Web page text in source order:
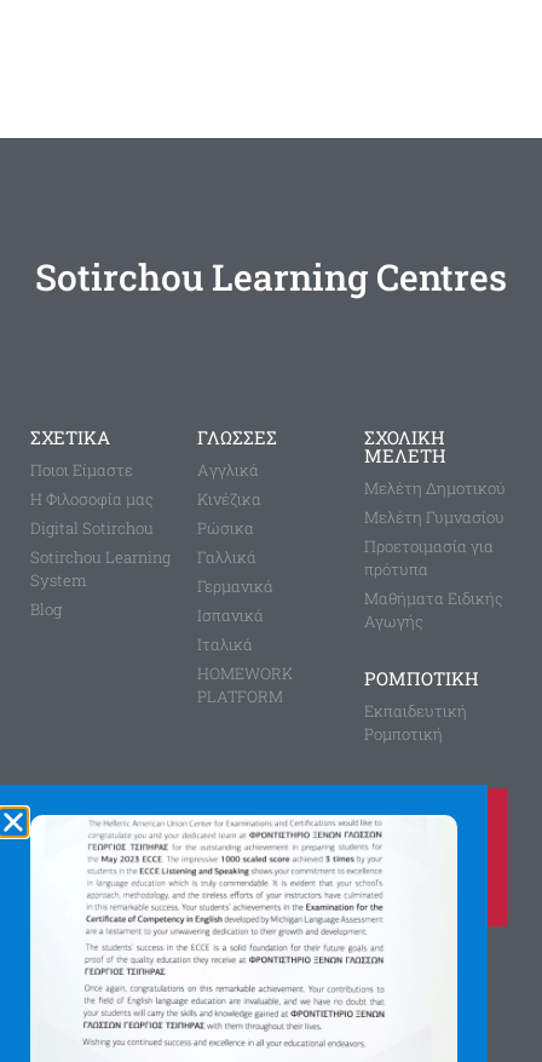
Sotirchou Learning Centres
ΣΧΕΤΙΚΑ
Ποιοι Είμαστε
Η Φιλοσοφία μας
Digital Sotirchou
Sotirchou Learning
System
Blog
ΓΛΩΣΣΕΣ
Aγγλικά
Κινέζικα
Ρώσικα
Γαλλικά
Γερμανικά
Ισπανικά
Ιταλικά
HOMEWORK
PLATFORM
ΣΧΟΛΙΚΗ
ΜΕΛΕΤΗ
Μελέτη Δημοτικού
Μελέτη Γυμνασίου
Προετοιμασία για
πρότυπα
Μαθήματα Ειδικής
Αγωγής
ΡΟΜΠΟΤΙΚΗ
Εκπαιδευτική
Ρομποτική
Καλέστε μας τώρα στο
210 8028149
για περισσότερες πληροφορίες
Αγίας Παρασκευής 8, Άνω Πεύκη
Αργύρη Γεωργίου 2, Λυκόβρυση